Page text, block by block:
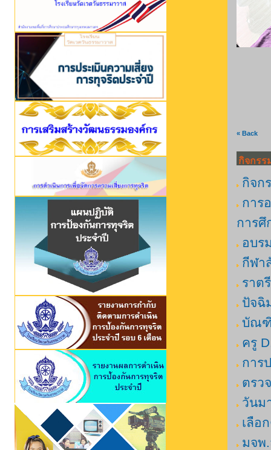
« Back
กิจกรร
กิจก
การ
การศึ
อบร
กีฬา
ราต
ปัจฉิ
บัณ
ครู
การ
ตรว
วันม
เลือ
มจพ.